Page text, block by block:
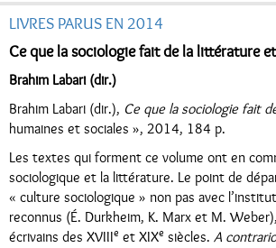
LIVRES PARUS EN 2014
Ce que la sociologie fait de la littérature
Brahim Labari (dir.)
Brahim Labari (dir.), Ce que la sociologie fait
humaines et sociales », 2014, 184 p.
Les textes qui forment ce volume ont en
sociologique et la littérature. Le point de
« culture sociologique » non pas avec
reconnus (É. Durkheim, K. Marx et M.
écrivains des XVIIIe et XIXe siècles. A contrario